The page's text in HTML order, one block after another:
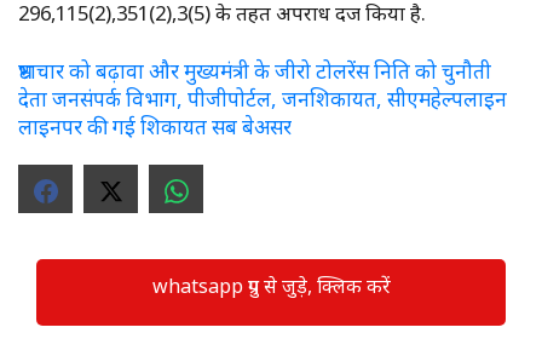
296,115(2),351(2),3(5) के तहत अपराध दर्ज किया है.
भ्रष्टाचार को बढ़ावा और मुख्यमंत्री के जीरो टोलरेंस निति को चुनौती
देता जनसंपर्क विभाग, पीजीपोर्टल, जनशिकायत, सीएमहेल्पलाइन
लाइनपर की गई शिकायत सब बेअसर
whatsapp ग्रुप से जुड़े, क्लिक करें